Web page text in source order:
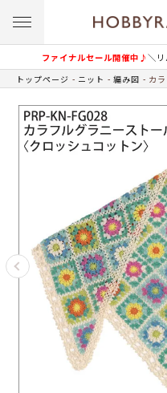
ファイナルセール開催中♪＼
トップページ ニット 編み図 カ